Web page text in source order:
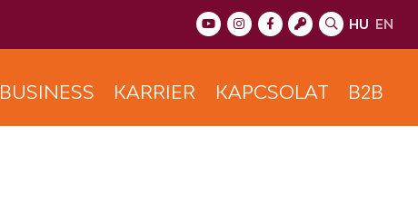
HU EN
BUSINESS KARRIER KAPCSOLAT B2B